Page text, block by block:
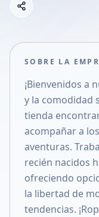
Compartir empresa
Compartir en X
SOBRE LA
¡Bienvenidos a
y la comodidad
tienda
acompañar a
aventuras.
recién nacidos
ofreciendo
la libertad de
tendencias.